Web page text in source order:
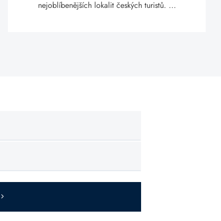
nejoblíbenějších lokalit českých turistů. ...